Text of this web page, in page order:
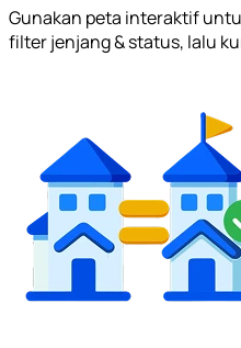
Gunakan peta interaktif
filter jenjang & status, lalu